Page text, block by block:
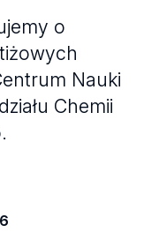
o
Nauki
Chemii